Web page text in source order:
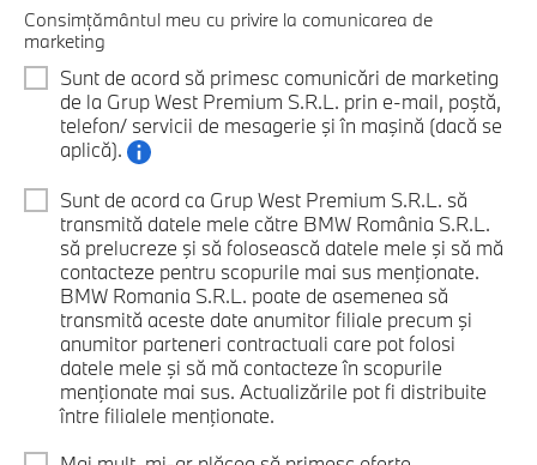
Consimțământul meu cu privire la comunicarea de
marketing
Sunt de acord să primesc comunicări de marketing
de la Grup West Premium S.R.L. prin e-mail, poştă,
telefon/ servicii de mesagerie şi în maşină (dacă se
aplică).
Sunt de acord ca Grup West Premium S.R.L. să
transmită datele mele către BMW România S.R.L.
să prelucreze şi să folosească datele mele şi să mă
contacteze pentru scopurile mai sus menţionate.
BMW Romania S.R.L. poate de asemenea să
transmită aceste date anumitor filiale precum şi
anumitor parteneri contractuali care pot folosi
datele mele şi să mă contacteze în scopurile
menţionate mai sus. Actualizările pot fi distribuite
între filialele menţionate.